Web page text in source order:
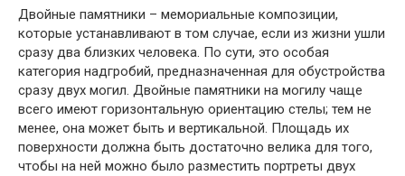
Двойные памятники – мемориальные композиции,
которые устанавливают в том случае, если из жизни ушли
сразу два близких человека. По сути, это особая
категория надгробий, предназначенная для обустройства
сразу двух могил. Двойные памятники на могилу чаще
всего имеют горизонтальную ориентацию стелы; тем не
менее, она может быть и вертикальной. Площадь их
поверхности должна быть достаточно велика для того,
чтобы на ней можно было разместить портреты двух